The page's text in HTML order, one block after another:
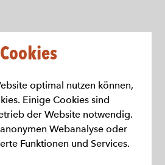
optimal nutzen können,
Einige Cookies sind
der Website notwendig.
Webanalyse oder
Funktionen und Services.